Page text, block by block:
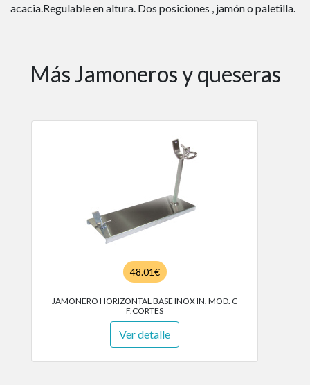
acacia.Regulable en altura. Dos posiciones , jamón o paletilla.
Más Jamoneros y queseras
48.01€
JAMONERO HORIZONTAL BASE INOX IN. MOD. C
F.CORTES
Ver detalle